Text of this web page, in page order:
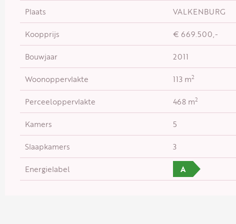
Plaats VALKENBURG
Koopprijs € 669.500,-
Bouwjaar 2011
Woonoppervlakte 113 m2
Perceeloppervlakte 468 m2
Kamers 5
Slaapkamers 3
Energielabel